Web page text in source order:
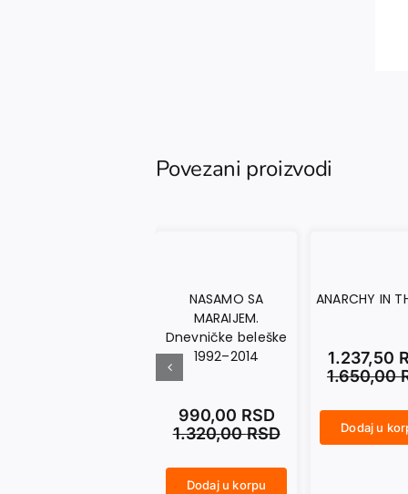
Povezani proizvodi
NASAMO SA
MARAIJEM.
Dnevničke beleške
1992–2014
1.320,00RSD
990,00 RSD
Dodaj u korpu
ANARCHY IN
1.650,00
1.237,50
Dodaj u